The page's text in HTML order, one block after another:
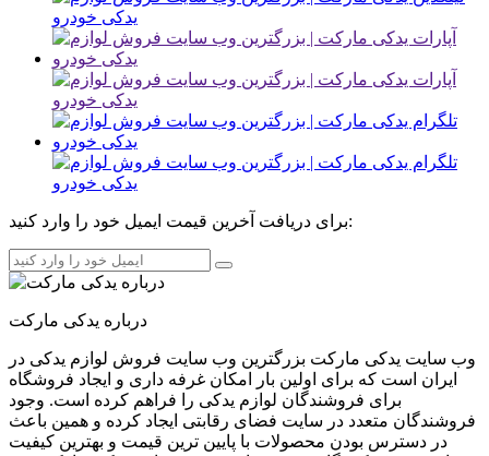
برای دریافت آخرین قیمت ایمیل خود را وارد کنید:
درباره یدکی مارکت
وب سایت یدکی مارکت بزرگترین وب سایت فروش لوازم یدکی در
ایران است که برای اولین بار امکان غرفه داری و ایجاد فروشگاه
برای فروشندگان لوازم یدکی را فراهم کرده است. وجود
فروشندگان متعدد در سایت فضای رقابتی ایجاد کرده و همین باعث
در دسترس بودن محصولات با پایین ترین قیمت و بهترین کیفیت